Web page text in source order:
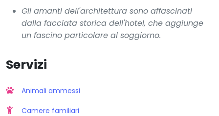
Gli amanti dell'architettura sono affascinati
dalla facciata storica dell'hotel, che aggiunge
un fascino particolare al soggiorno.
Servizi
Animali ammessi
Camere familiari